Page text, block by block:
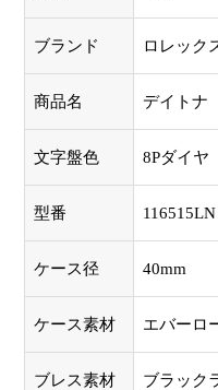
ブランド ロレック
商品名 デイトナ
文字盤色 8Pダイ
型番
ケース径 40mm
ケース素材 エバーロ
ブレス素材 ブラック